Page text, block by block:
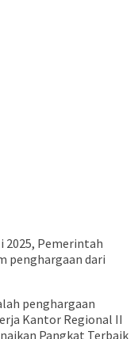
2025, Pemerintah
penghargaan dari
penghargaan
Kantor Regional II
Pangkat Terbaik